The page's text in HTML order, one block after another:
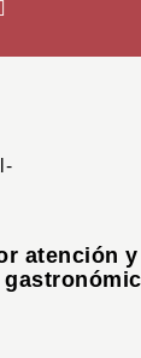
atención y